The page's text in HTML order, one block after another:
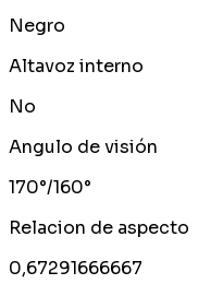
Negro
Altavoz interno
No
Angulo de visión
170°/160°
Relacion de aspecto
0,67291666667